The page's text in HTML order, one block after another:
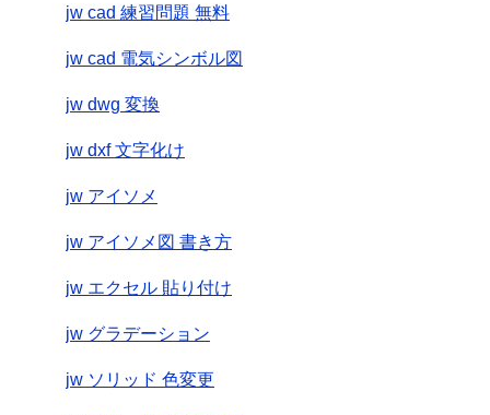
jw cad 練習問題 無料
jw cad 電気シンボル図
jw dwg 変換
jw dxf 文字化け
jw アイソメ
jw アイソメ図 書き方
jw エクセル 貼り付け
jw グラデーション
jw ソリッド 色変更